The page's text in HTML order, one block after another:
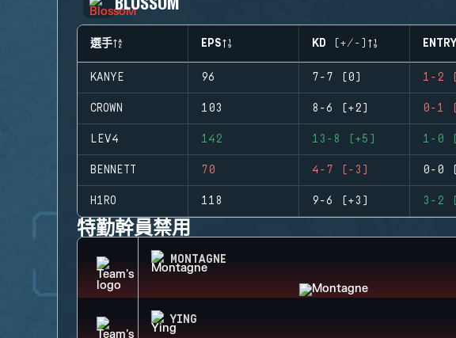
選手 EPS KD (+/-) ENTRY
KANYE 96 7-7 (0) 1-2
CROWN 103 8-6 (+2) 0-1
LEV4 142 13-8 (+5) 1-0
BENNETT 70 4-7 (-3) 0-0
H1RO 118 9-6 (+3) 3-2
特勤幹員禁用
MONTAGNE
YING